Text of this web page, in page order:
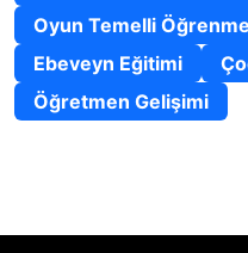
Oyun Temelli Öğrenme
Ebeveyn Eğitimi
Öğretmen Gelişimi